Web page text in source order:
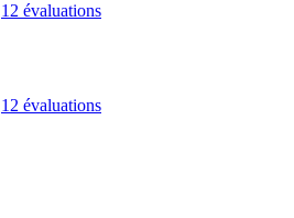
12 évaluations
12 évaluations